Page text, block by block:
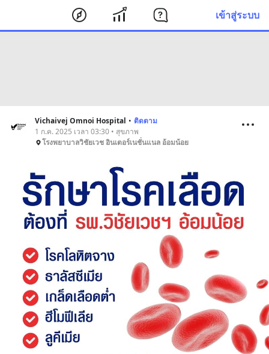
เข้าสู่ระบบ
Vichaivej Omnoi Hospital • ติดตาม
1 ก.ค. 2025 เวลา 03:30 • สุขภาพ
โรงพยาบาลวิชัยเวช อินเตอร์เนชั่นแนล อ้อมน้อย